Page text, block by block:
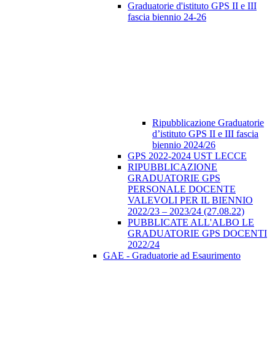
Graduatorie d'istituto GPS II e III
fascia biennio 24-26
Ripubblicazione Graduatorie
d’istituto GPS II e III fascia
biennio 2024/26
GPS 2022-2024 UST LECCE
RIPUBBLICAZIONE
GRADUATORIE GPS
PERSONALE DOCENTE
VALEVOLI PER IL BIENNIO
2022/23 – 2023/24 (27.08.22)
PUBBLICATE ALL'ALBO LE
GRADUATORIE GPS DOCENTI
2022/24
GAE - Graduatorie ad Esaurimento